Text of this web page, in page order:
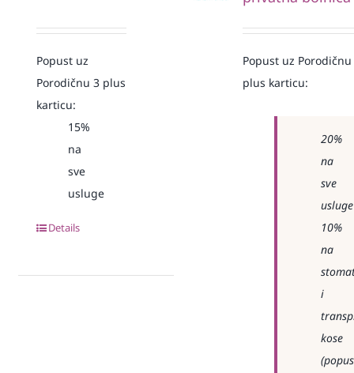
Popust uz
Porodičnu 3 plus
karticu:
15%
na
sve
usluge
Details
Popust uz Porodičnu
plus karticu:
20%
na
sve
usluge
10%
na
i
kose